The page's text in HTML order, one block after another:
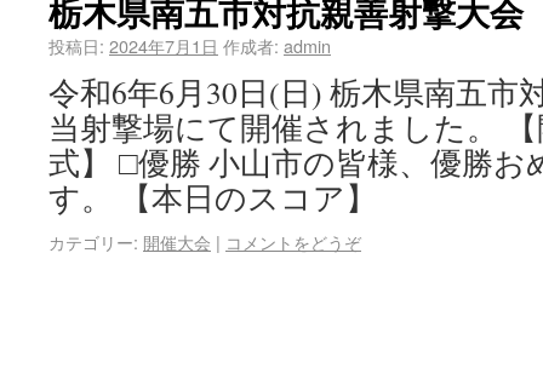
栃木県南五市対抗親善射撃大会
投稿日: 2024年7月1日 作成者: admin
令和6年6月30日(日) 栃木県南五市
当射撃場にて開催されました。
式】 □優勝 小山市の皆様、優勝
す。 【本日のスコア】
カテゴリー: 開催大会 | コメントをどうぞ